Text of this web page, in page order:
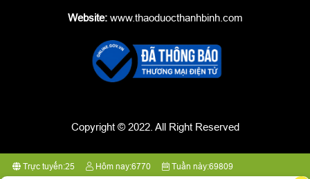
Website:www.thaoduocthanhbinh.com
Copyright © 2022. All Right Reserved
Trực tuyến:25 Hôm nay:6770 Tuần này:69809